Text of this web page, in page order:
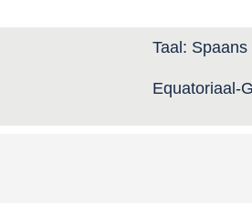
Taal: Spaans
Equatoriaal-